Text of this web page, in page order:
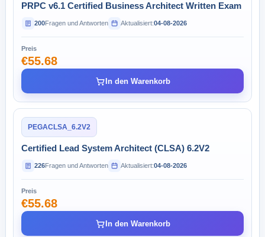
PRPC v6.1 Certified Business Architect Written Exam
200Fragen und Antworten Aktualisiert:04-08-2026
Preis
€55.68
In den Warenkorb
PEGACLSA_6.2V2
Certified Lead System Architect (CLSA) 6.2V2
226Fragen und Antworten Aktualisiert:04-08-2026
Preis
€55.68
In den Warenkorb